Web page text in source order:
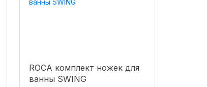
ROCA комплект ножек для
ванны SWING